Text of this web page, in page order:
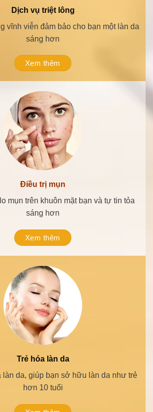
Tắm trắng
thảo dược trị liệu giúp bạn trắng sáng
hơn.
Xem thêm
Trị viêm nang lông
bệnh viêm nang lông, giúp bạn tự tin
tỏa sáng.
Xem thêm
Xóa xăm, chàm, bớt
xăm, chàm, bớt an toàn và không để
lại sẹo.